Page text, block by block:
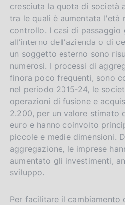
cresciuta la quota di società
tra le quali è aumentata l'età
controllo. I casi di passaggio
all'interno dell'azienda o di
un soggetto esterno sono
numerosi. I processi di
finora poco frequenti, sono
nel periodo 2015‑24, le
operazioni di fusione e
2.200, per un valore stimato
euro e hanno coinvolto
piccole e medie dimensioni.
aggregazione, le imprese
aumentato gli investimenti,
sviluppo.
Per facilitare il cambiamento